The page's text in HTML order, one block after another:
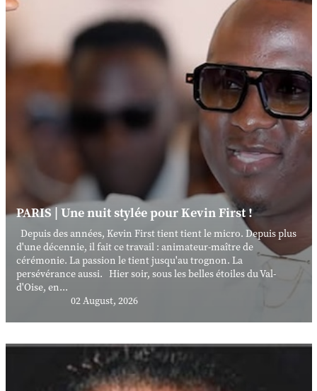
PARIS | Une nuit stylée pour Kevin First !
Depuis des années, Kevin First tient tient le micro. Depuis plus
d'une décennie, il fait ce travail : animateur-maître de
cérémonie. La passion le tient jusqu'au trognon. La
persévérance aussi. Hier soir, sous les belles étoiles du Val-
d'Oise, en...
02 August, 2026